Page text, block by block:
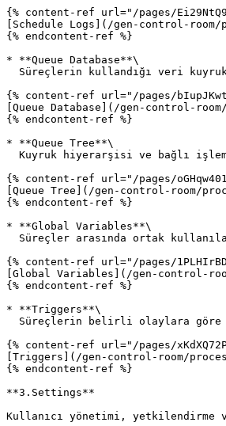
{% content-ref url="/pages/
[Schedule Logs](/gen-control-room/
{% endcontent-ref %}
* **Queue Database**\
{% content-ref url="/pages/
[Queue Database](/gen-control-
{% endcontent-ref %}
* **Queue Tree**\
{% content-ref url="/pages/
[Queue Tree](/gen-control-room/
{% endcontent-ref %}
* **Global Variables**\
{% content-ref url="/pages/
[Global Variables](/gen-control-
{% endcontent-ref %}
* **Triggers**\
{% content-ref url="/pages/
[Triggers](/gen-control-room/
{% endcontent-ref %}
**3.Settings**
Kullanıcı yönetimi, yetkilendirme